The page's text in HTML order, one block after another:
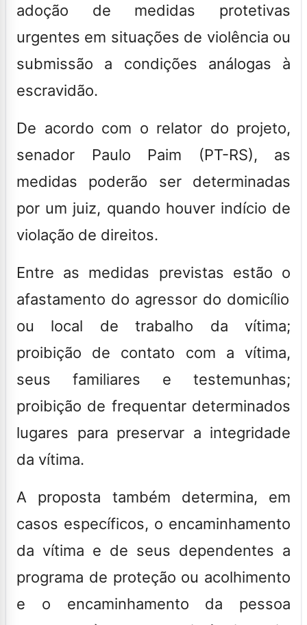
adoção de medidas protetivas
urgentes em situações de violência ou
submissão a condições análogas à
escravidão.
De acordo com o relator do projeto,
senador Paulo Paim (PT-RS), as
medidas poderão ser determinadas
por um juiz, quando houver indício de
violação de direitos.
Entre as medidas previstas estão o
afastamento do agressor do domicílio
ou local de trabalho da vítima;
proibição de contato com a vítima,
seus familiares e testemunhas;
proibição de frequentar determinados
lugares para preservar a integridade
da vítima.
A proposta também determina, em
casos específicos, o encaminhamento
da vítima e de seus dependentes a
programa de proteção ou acolhimento
e o encaminhamento da pessoa